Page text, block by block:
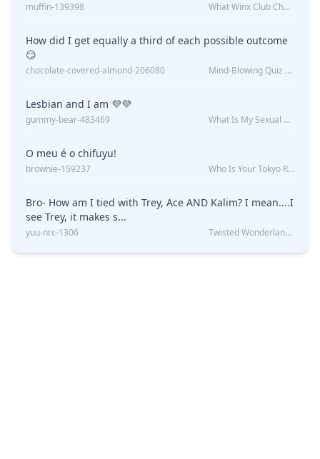
muffin-139398 What Winx Club Character Are You?
How did I get equally a third of each possible outcome
😏
chocolate-covered-almond-206080 Mind-Blowing Quiz Reveals: Will I Be Alone Forever?
Lesbian and I am 💜💜
gummy-bear-483469 What Is My Sexual Orientation: Uncovered
O meu é o chifuyu!
brownie-159237 Who Is Your Tokyo Revengers Boyfriend?
Bro- How am I tied with Trey, Ace AND Kalim? I mean....I
see Trey, it makes s...
yuu-nrc-1306 Twisted Wonderland Kin Quiz